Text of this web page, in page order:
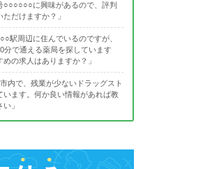
○○○○○○に興味があるので、評判
ただけますか？」
駅周辺に住んでいるのですが、
分で通える薬局を探しています
めの求人はありますか？」
内で、残業が少ないドラッグスト
います。何か良い情報があれば教
」